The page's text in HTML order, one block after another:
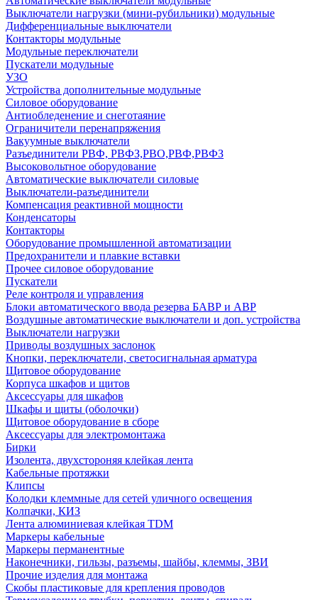
Выключатели нагрузки (мини-рубильники) модульные
Дифференциальные выключатели
Контакторы модульные
Модульные переключатели
Пускатели модульные
УЗО
Устройства дополнительные модульные
Силовое оборудование
Антиобледенение и снеготаяние
Ограничители перенапряжения
Вакуумные выключатели
Разъединители РВФ, РВФЗ,РВО,РВФ,РВФЗ
Высоковольтное оборудование
Автоматические выключатели cиловые
Выключатели-разъединители
Компенсация реактивной мощности
Конденсаторы
Контакторы
Оборудование промышленной автоматизации
Предохранители и плавкие вставки
Прочее силовое оборудование
Пускатели
Реле контроля и управления
Блоки автоматического ввода резерва БАВР и АВР
Воздушные автоматические выключатели и доп. устройства
Выключатели нагрузки
Приводы воздушных заслонок
Кнопки, переключатели, светосигнальная арматура
Щитовое оборудование
Корпуса шкафов и щитов
Аксессуары для шкафов
Шкафы и щиты (оболочки)
Щитовое оборудование в сборе
Аксессуары для электромонтажа
Бирки
Изолента, двухстороняя клейкая лента
Кабельные протяжки
Клипсы
Колодки клеммные для сетей уличного освещения
Колпачки, КИЗ
Лента алюминиевая клейкая TDM
Маркеры кабельные
Маркеры перманентные
Наконечники, гильзы, разъемы, шайбы, клеммы, ЗВИ
Прочие изделия для монтажа
Скобы пластиковые для крепления проводов